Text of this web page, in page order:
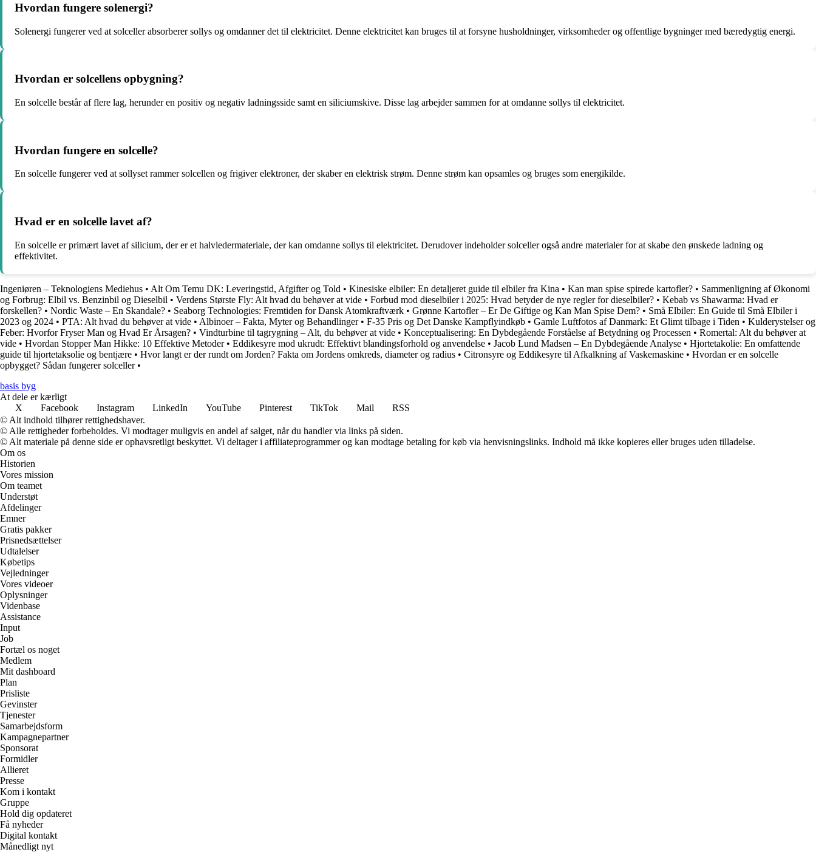
Hvordan fungere solenergi?
Solenergi fungerer ved at solceller absorberer sollys og omdanner det til elektricitet. Denne elektricitet kan bruges til at forsyne husholdninger, virksomheder og offentlige bygninger med bæredygtig energi.
Hvordan er solcellens opbygning?
En solcelle består af flere lag, herunder en positiv og negativ ladningsside samt en siliciumskive. Disse lag arbejder sammen for at omdanne sollys til elektricitet.
Hvordan fungere en solcelle?
En solcelle fungerer ved at sollyset rammer solcellen og frigiver elektroner, der skaber en elektrisk strøm. Denne strøm kan opsamles og bruges som energikilde.
Hvad er en solcelle lavet af?
En solcelle er primært lavet af silicium, der er et halvledermateriale, der kan omdanne sollys til elektricitet. Derudover indeholder solceller også andre materialer for at skabe den ønskede ladning og
effektivitet.
Ingeniøren – Teknologiens Mediehus • Alt Om Temu DK: Leveringstid, Afgifter og Told • Kinesiske elbiler: En detaljeret guide til elbiler fra Kina • Kan man spise spirede kartofler? • Sammenligning af Økonomi
og Forbrug: Elbil vs. Benzinbil og Dieselbil • Verdens Største Fly: Alt hvad du behøver at vide • Forbud mod dieselbiler i 2025: Hvad betyder de nye regler for dieselbiler? • Kebab vs Shawarma: Hvad er
forskellen? • Nordic Waste – En Skandale? • Seaborg Technologies: Fremtiden for Dansk Atomkraftværk • Grønne Kartofler – Er De Giftige og Kan Man Spise Dem? • Små Elbiler: En Guide til Små Elbiler i
2023 og 2024 • PTA: Alt hvad du behøver at vide • Albinoer – Fakta, Myter og Behandlinger• F-35 Pris og Det Danske Kampflyindkøb • Gamle Luftfotos af Danmark: Et Glimt tilbage i Tiden • Kulderystelser og
Feber: Hvorfor Fryser Man og Hvad Er Årsagen? • Vindturbine til tagrygning – Alt, du behøver at vide • Konceptualisering: En Dybdegående Forståelse af Betydning og Processen • Romertal: Alt du behøver at
vide • Hvordan Stopper Man Hikke: 10 Effektive Metoder• Eddikesyre mod ukrudt: Effektivt blandingsforhold og anvendelse • Jacob Lund Madsen – En Dybdegående Analyse • Hjortetakolie: En omfattende
guide til hjortetaksolie og bentjære • Hvor langt er der rundt om Jorden? Fakta om Jordens omkreds, diameter og radius • Citronsyre og Eddikesyre til Afkalkning af Vaskemaskine • Hvordan er en solcelle
opbygget? Sådan fungerer solceller•
basis byg
At dele er kærligt
X
Facebook Instagram LinkedIn YouTube Pinterest TikTok Mail
RSS
© Alt indhold tilhører rettighedshaver.
© Alle rettigheder forbeholdes. Vi modtager muligvis en andel af salget, når du handler via links på siden.
© Alt materiale på denne side er ophavsretligt beskyttet. Vi deltager i affiliateprogrammer og kan modtage betaling for køb via henvisningslinks. Indhold må ikke kopieres eller bruges uden tilladelse.
Om os
Historien
Vores mission
Om teamet
Understøt
Afdelinger
Emner
Gratis pakker
Prisnedsættelser
Udtalelser
Købetips
Vejledninger
Vores videoer
Oplysninger
Videnbase
Assistance
Input
Job
Fortæl os noget
Medlem
Mit dashboard
Plan
Prisliste
Gevinster
Tjenester
Samarbejdsform
Kampagnepartner
Sponsorat
Formidler
Allieret
Presse
Kom i kontakt
Gruppe
Hold dig opdateret
Få nyheder
Digital kontakt
Månedligt nyt